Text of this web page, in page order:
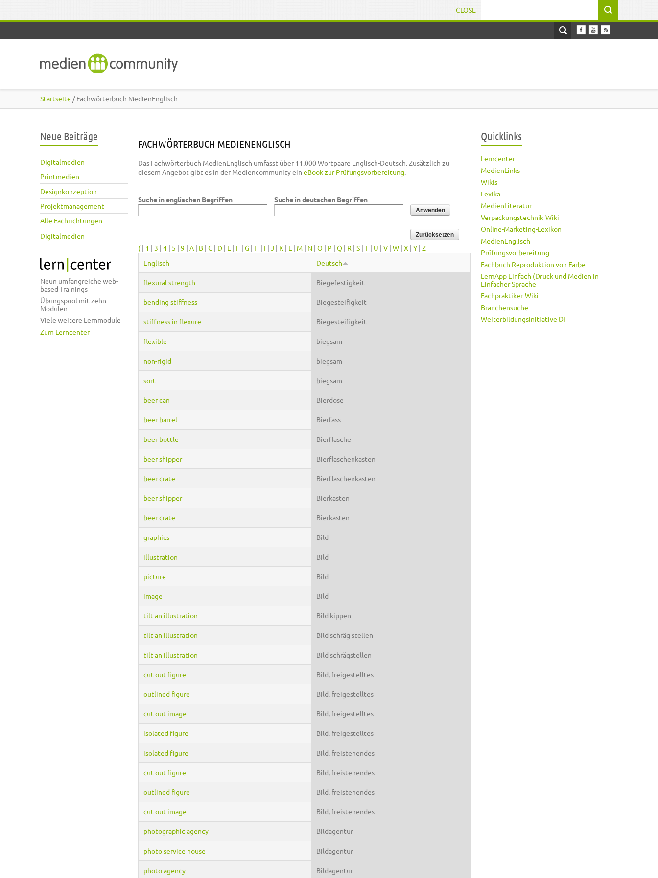
CLOSE
Startseite / Fachwörterbuch MedienEnglisch
Neue Beiträge
Digitalmedien
Printmedien
Designkonzeption
Projektmanagement
Alle Fachrichtungen
Digitalmedien
Neun umfangreiche web-
based Trainings
Übungspool mit zehn
Modulen
Viele weitere Lernmodule
Zum Lerncenter
FACHWÖRTERBUCH MEDIENENGLISCH
Das Fachwörterbuch MedienEnglisch umfasst über 11.000 Wortpaare Englisch-Deutsch. Zusätzlich zu
diesem Angebot gibt es in der Mediencommunity ein eBook zur Prüfungsvorbereitung.
Suche in englischen Begriffen Suche in deutschen Begriffen
( | 1 | 3 | 4 | 5 | 9 | A | B | C | D | E | F | G | H | I | J | K | L | M | N | O | P | Q | R | S | T | U | V | W | X | Y | Z
Englisch
Deutsch
flexural strength Biegefestigkeit
bending stiffness Biegesteifigkeit
stiffness in flexure Biegesteifigkeit
flexible biegsam
non-rigid biegsam
sort biegsam
beer can Bierdose
beer barrel Bierfass
beer bottle Bierflasche
beer shipper Bierflaschenkasten
beer crate Bierflaschenkasten
beer shipper Bierkasten
beer crate Bierkasten
graphics Bild
illustration Bild
picture Bild
image Bild
tilt an illustration Bild kippen
tilt an illustration Bild schräg stellen
tilt an illustration Bild schrägstellen
cut-out figure Bild, freigestelltes
outlined figure Bild, freigestelltes
cut-out image Bild, freigestelltes
isolated figure Bild, freigestelltes
isolated figure Bild, freistehendes
cut-out figure Bild, freistehendes
outlined figure Bild, freistehendes
cut-out image Bild, freistehendes
photographic agency Bildagentur
photo service house Bildagentur
photo agency Bildagentur
Quicklinks
Lerncenter
MedienLinks
Wikis
Lexika
MedienLiteratur
Verpackungstechnik-Wiki
Online-Marketing-Lexikon
MedienEnglisch
Prüfungsvorbereitung
Fachbuch Reproduktion von Farbe
LernApp Einfach (Druck und Medien in
Einfacher Sprache
Fachpraktiker-Wiki
Branchensuche
Weiterbildungsinitiative DI